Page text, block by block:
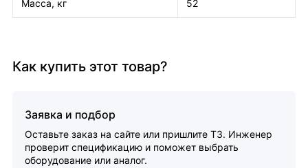
Масса, кг 52
Как купить этот товар?
Заявка и подбор
Оставьте заказ на сайте или пришлите ТЗ. Инженер
проверит спецификацию и поможет выбрать
оборудование или аналог.